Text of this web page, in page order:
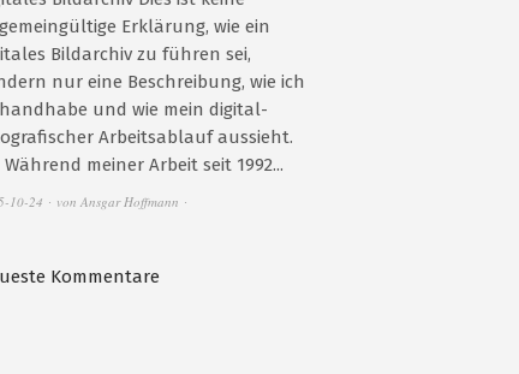
Erklärung, wie ein
Bildarchiv zu führen sei,
nur eine Beschreibung, wie ich
und wie mein digital-
Arbeitsablauf aussieht.
meiner Arbeit seit 1992...
10-24 von Ansgar Hoffmann
Kommentare